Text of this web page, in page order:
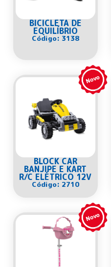
BICICLETA DE
EQUILÍBRIO
Código: 3138
BLOCK CAR
BANJIPE E KART
R/C ELÉTRICO 12V
Código: 2710